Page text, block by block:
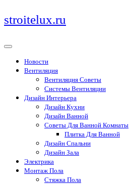
Перейти
к
stroitelux.ru
Новости
Вентиляция
Вентиляция Советы
Системы Вентиляции
Дизайн Интерьера
Дизайн Кухни
Дизайн Ванной
Советы Для Ванной Комнаты
Плитка Для Ванной
Дизайн Спальни
Дизайн Зала
Электрика
Монтаж Пола
Стяжка Пола